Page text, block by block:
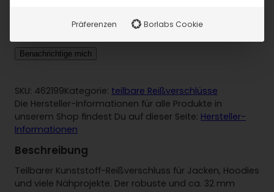
wieder verfügbar ist?
Benachrichtige mich
SKU: 462199Kategorie: teilbare Reißverschlüsse
Die Hersteller-Informationen für alle Produkte in
unserem Shop findest Du auf dieser Seite: Hersteller-
Informationen
Beschreibung
Teilbarer Kunststoff-Reißverschluss für Jacken, Hoodies
und viele Nähprojekte. Der robuste und ca. 32 mm
Präferenzen Borlabs Cookie